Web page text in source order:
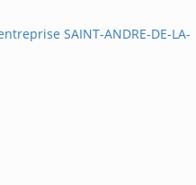
SAINT-ANDRE-DE-LA-